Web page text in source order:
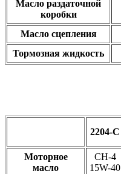
Масло раздаточной
коробки
Масло сцепления
Тормозная жидкость
2204-C
Моторное
масло
CH-4
15W-40